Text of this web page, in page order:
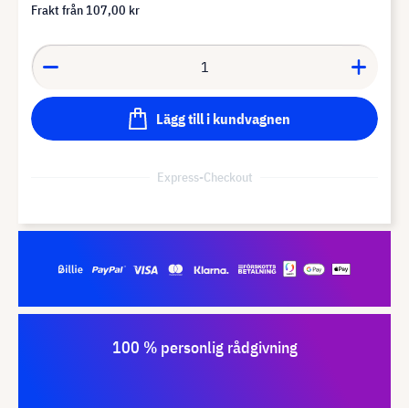
Frakt från 107,00 kr
Lägg till i kundvagnen
Express-Checkout
100 % personlig rådgivning